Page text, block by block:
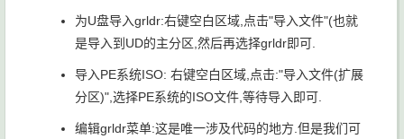
为U盘导入grldr:右键空白区域,点击"导入文件"(也就
是导入到UD的主分区,然后再选择grldr即可.
导入PE系统ISO: 右键空白区域,点击:"导入文件(扩展
分区)",选择PE系统的ISO文件,等待导入即可.
编辑grldr菜单:这是唯一涉及代码的地方.但是我们可